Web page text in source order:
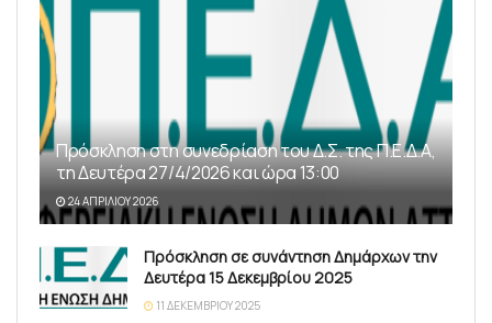
Πρόσκληση στη συνεδρίαση του Δ.Σ. της Π.Ε.Δ.Α,
τη Δευτέρα 27/4/2026 και ώρα 13:00
24 ΑΠΡΙΛΊΟΥ 2026
Πρόσκληση σε συνάντηση Δημάρχων την
Δευτέρα 15 Δεκεμβρίου 2025
11 ΔΕΚΕΜΒΡΊΟΥ 2025